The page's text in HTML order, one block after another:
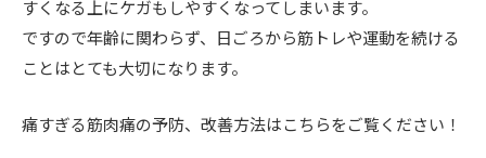
すくなる上にケガもしやすくなってしまいます。
ですので年齢に関わらず、日ごろから筋トレや運動を続ける
ことはとても大切になります。
痛すぎる筋肉痛の予防、改善方法はこちらをご覧ください！